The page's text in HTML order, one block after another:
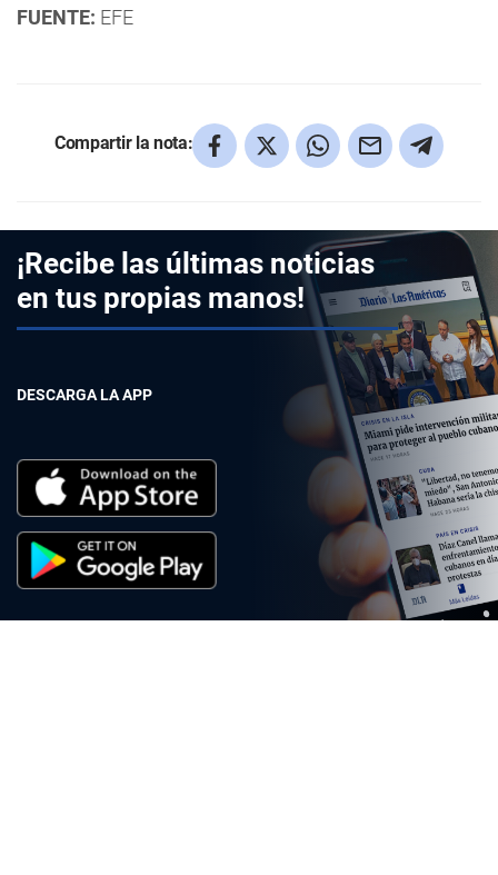
FUENTE: EFE
Compartir la nota:
¡Recibe las últimas noticias
en tus propias manos!
DESCARGA LA APP